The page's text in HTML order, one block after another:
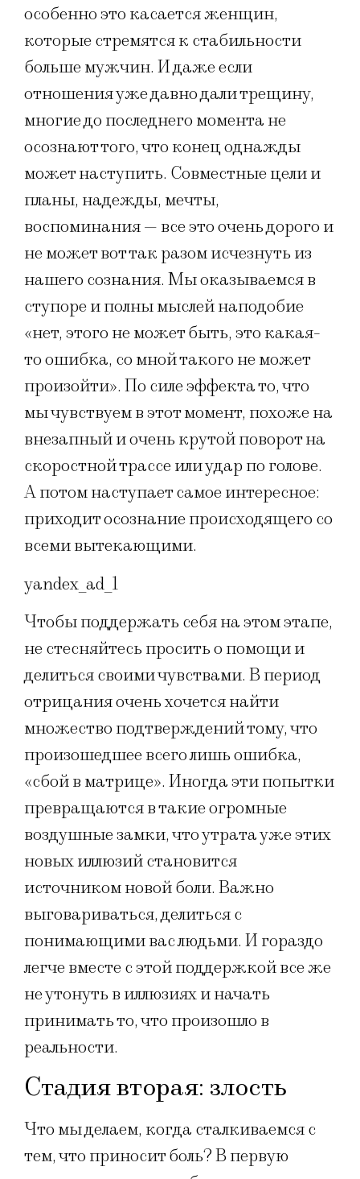
особенно это касается женщин,
которые стремятся к стабильности
больше мужчин. И даже если
отношения уже давно дали трещину,
многие до последнего момента не
осознают того, что конец однажды
может наступить. Совместные цели и
планы, надежды, мечты,
воспоминания — все это очень дорого и
не может вот так разом исчезнуть из
нашего сознания. Мы оказываемся в
ступоре и полны мыслей наподобие
«нет, этого не может быть, это какая-
то ошибка, со мной такого не может
произойти». По силе эффекта то, что
мы чувствуем в этот момент, похоже на
внезапный и очень крутой поворот на
скоростной трассе или удар по голове.
А потом наступает самое интересное:
приходит осознание происходящего со
всеми вытекающими.
yandex_ad_1
Чтобы поддержать себя на этом этапе,
не стесняйтесь просить о помощи и
делиться своими чувствами. В период
отрицания очень хочется найти
множество подтверждений тому, что
произошедшее всего лишь ошибка,
«сбой в матрице». Иногда эти попытки
превращаются в такие огромные
воздушные замки, что утрата уже этих
новых иллюзий становится
источником новой боли. Важно
выговариваться, делиться с
понимающими вас людьми. И гораздо
легче вместе с этой поддержкой все же
не утонуть в иллюзиях и начать
принимать то, что произошло в
реальности.
Стадия вторая: злость
Что мы делаем, когда сталкиваемся с
тем, что приносит боль? В первую